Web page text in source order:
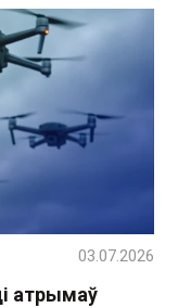
атрымаў
03.07.2026